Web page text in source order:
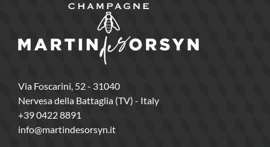
Via Foscarini, 52 - 31040
Nervesa della Battaglia (TV) - Italy
+39 0422 8891
info@martindesorsyn.it